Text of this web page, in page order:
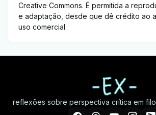
Creative Commons. É permitida a
e adaptação, desde que dê crédito ao
uso comercial.
reflexões sobre perspectiva crítica em